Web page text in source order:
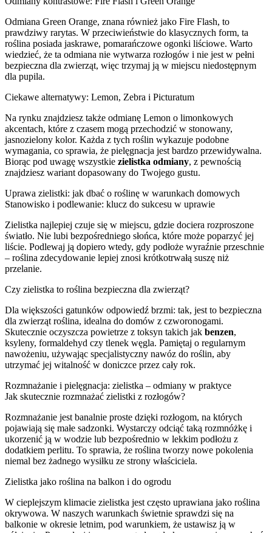
Odmiana Green Orange, znana również jako Fire Flash, to
prawdziwy rarytas. W przeciwieństwie do klasycznych form, ta
roślina posiada jaskrawe, pomarańczowe ogonki liściowe. Warto
wiedzieć, że ta odmiana nie wytwarza rozłogów i nie jest w pełni
bezpieczna dla zwierząt, więc trzymaj ją w miejscu niedostępnym
dla pupila.
Ciekawe alternatywy: Lemon, Zebra i Picturatum
Na rynku znajdziesz także odmianę Lemon o limonkowych
akcentach, które z czasem mogą przechodzić w stonowany,
jasnozielony kolor. Każda z tych roślin wykazuje podobne
wymagania, co sprawia, że pielęgnacja jest bardzo przewidywalna.
Biorąc pod uwagę wszystkie zielistka odmiany, z pewnością
znajdziesz wariant dopasowany do Twojego gustu.
Uprawa zielistki: jak dbać o roślinę w warunkach domowych
Stanowisko i podlewanie: klucz do sukcesu w uprawie
Zielistka najlepiej czuje się w miejscu, gdzie dociera rozproszone
światło. Nie lubi bezpośredniego słońca, które może poparzyć jej
liście. Podlewaj ją dopiero wtedy, gdy podłoże wyraźnie przeschnie
– roślina zdecydowanie lepiej znosi krótkotrwałą suszę niż
przelanie.
Czy zielistka to roślina bezpieczna dla zwierząt?
Dla większości gatunków odpowiedź brzmi: tak, jest to bezpieczna
dla zwierząt roślina, idealna do domów z czworonogami.
Skutecznie oczyszcza powietrze z toksyn takich jak benzen,
ksyleny, formaldehyd czy tlenek węgla. Pamiętaj o regularnym
nawożeniu, używając specjalistyczny nawóz do roślin, aby
utrzymać jej witalność w doniczce przez cały rok.
Rozmnażanie i pielęgnacja: zielistka – odmiany w praktyce
Jak skutecznie rozmnażać zielistki z rozłogów?
Rozmnażanie jest banalnie proste dzięki rozłogom, na których
pojawiają się małe sadzonki. Wystarczy odciąć taką rozmnóżkę i
ukorzenić ją w wodzie lub bezpośrednio w lekkim podłożu z
dodatkiem perlitu. To sprawia, że roślina tworzy nowe pokolenia
niemal bez żadnego wysiłku ze strony właściciela.
Zielistka jako roślina na balkon i do ogrodu
W cieplejszym klimacie zielistka jest często uprawiana jako roślina
okrywowa. W naszych warunkach świetnie sprawdzi się na
balkonie w okresie letnim, pod warunkiem, że ustawisz ją w